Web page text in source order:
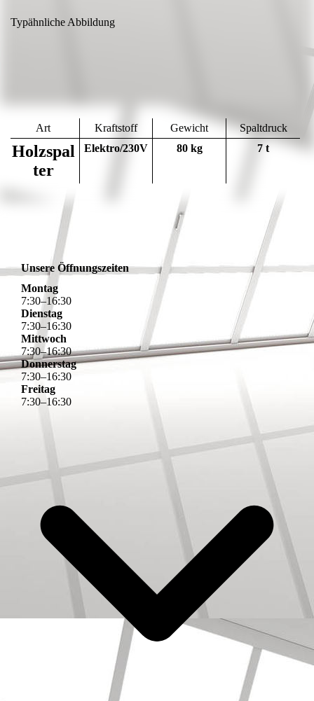
Typähnliche Abbildung
Art Kraftstoff Gewicht Spaltdruck
Holzspal
ter
Elektro/230V 80 kg 7 t
Unsere Öffnungszeiten
Montag
7:30–16:30
Dienstag
7:30–16:30
Mittwoch
7:30–16:30
Donnerstag
7:30–16:30
Freitag
7:30–16:30